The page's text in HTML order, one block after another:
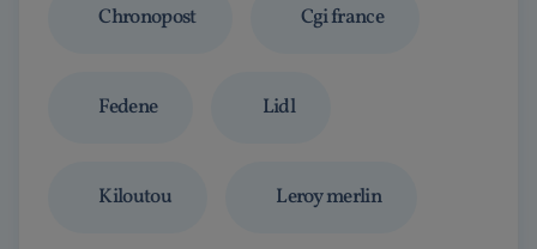
Chronopost Cgi france
Fedene Lidl
Kiloutou Leroy merlin